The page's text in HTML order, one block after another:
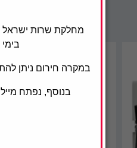
מחלקת שרות ישראל
בימי
במקרה חירום ניתן
בנוסף, נפתח